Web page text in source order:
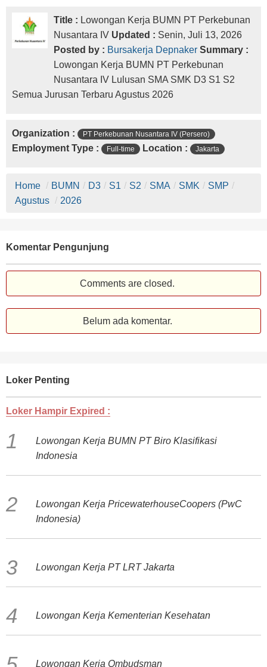
Title : Lowongan Kerja BUMN PT Perkebunan
Nusantara IV Updated : Senin, Juli 13, 2026
Posted by : Bursakerja Depnaker Summary :
Lowongan Kerja BUMN PT Perkebunan
Nusantara IV Lulusan SMA SMK D3 S1 S2
Semua Jurusan Terbaru Agustus 2026
Organization : PT Perkebunan Nusantara IV (Persero)
Employment Type : Full-time Location : Jakarta
Home / BUMN / D3 / S1 / S2 / SMA / SMK / SMP /
Agustus / 2026
Komentar Pengunjung
Comments are closed.
Belum ada komentar.
Loker Penting
Loker Hampir Expired :
Lowongan Kerja BUMN PT Biro Klasifikasi
Indonesia
Lowongan Kerja PricewaterhouseCoopers (PwC
Indonesia)
Lowongan Kerja PT LRT Jakarta
Lowongan Kerja Kementerian Kesehatan
Lowongan Kerja Ombudsman